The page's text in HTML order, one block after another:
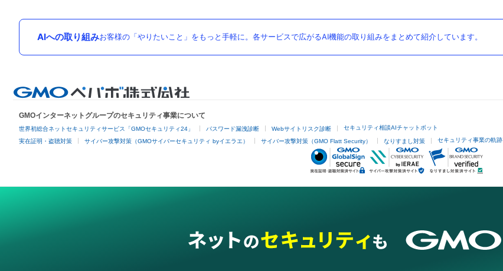
AIへの取り組みお客様の「やりたいこと」をもっと手軽に。各サービスで広がるAI機能の取り組みをまとめて紹介しています。
GMOインターネットグループのセキュリティ事業について
世界初総合ネットセキュリティサービス「GMOセキュリティ24」 パスワード漏洩診断 Webサイトリスク診断 セキュリティ相談AIチャットボット
実在証明・盗聴対策 サイバー攻撃対策（GMOサイバーセキュリティ byイエラエ） サイバー攻撃対策（GMO Flatt Security） なりすまし対策 セキュリティ事業の軌跡